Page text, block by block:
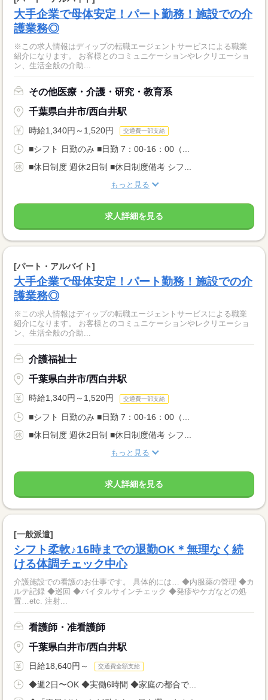
大手企業で母体安定！パート勤務！施設での介
護業務◎
※この求人情報はディップの転職エージェントサービスによる職業
紹介になります。 お客様とのコミュニケーションやレクリエーショ
ン、生活全般の介助...
その他医療・介護・研究・教育系
千葉県白井市/西白井駅
時給1,340円～1,520円 交通費一部支給
■シフト 日勤のみ ■日勤 7：00-16：00（...
■休日制度 週休2日制 ■休日制度備考 シフ...
もっと見る
求人詳細を見る
[パート・アルバイト]
大手企業で母体安定！パート勤務！施設での介
護業務◎
※この求人情報はディップの転職エージェントサービスによる職業
紹介になります。 お客様とのコミュニケーションやレクリエーショ
ン、生活全般の介助...
介護福祉士
千葉県白井市/西白井駅
時給1,340円～1,520円 交通費一部支給
■シフト 日勤のみ ■日勤 7：00-16：00（...
■休日制度 週休2日制 ■休日制度備考 シフ...
もっと見る
求人詳細を見る
[一般派遣]
シフト柔軟♪16時までの退勤OK＊無理なく続
ける体調チェック中心
介護施設での看護のお仕事です。 具体的には… ◆内服薬の管理 ◆カ
ルテ記録 ◆巡回 ◆バイタルサインチェック ◆発疹やケガなどの処
置…etc. 注射...
看護師・准看護師
千葉県白井市/西白井駅
日給18,640円～ 交通費全額支給
◆週2日〜OK ◆実働6時間 ◆家庭の都合で...